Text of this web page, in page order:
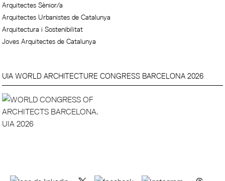
Arquitectes Sènior/a
Arquitectes Urbanistes de Catalunya
Arquitectura i Sostenibilitat
Joves Arquitectes de Catalunya
UIA WORLD ARCHITECTURE CONGRESS BARCELONA 2026